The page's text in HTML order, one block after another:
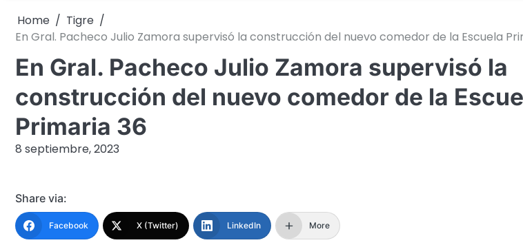
Home
Tigre
En Gral. Pacheco Julio Zamora supervisó la construcción del nuevo comedor de la Escuela
En Gral. Pacheco Julio Zamora supervisó la
construcción del nuevo comedor de la
Primaria 36
8 septiembre, 2023
Share via:
Facebook X (Twitter) LinkedIn More